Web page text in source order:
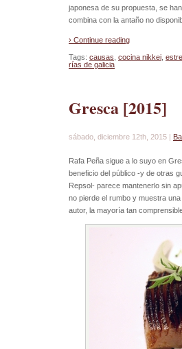
japonesa de su propuesta, se
combina con la antaño no
› Continue reading
Tags: causas cocina nikkei
rías de galicia
Gresca [2015]
sábado, diciembre 12th, 2015 |
Rafa Peña sigue a lo suyo en
beneficio del público -y de otras
Repsol- parece mantenerlo sin
no pierde el rumbo y muestra
autor, la mayoría tan